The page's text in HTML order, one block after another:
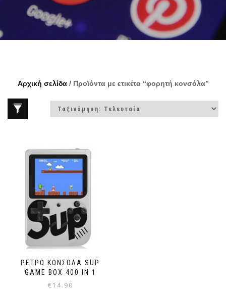
Αρχική σελίδα/ Προϊόντα με ετικέτα “φορητή κονσόλα”
ΡΕΤΡΌ ΚΟΝΣΌΛΑ SUP
GAME BOX 400 IN 1
€14.90